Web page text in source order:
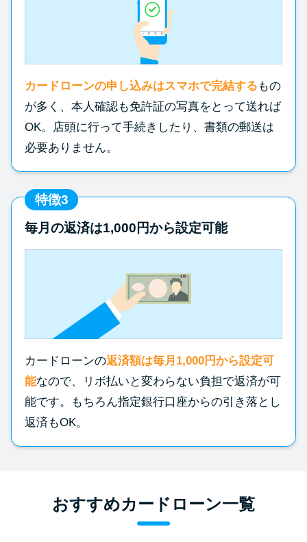
カードローンの申し込みはスマホで完結する もの
が多く、本人確認も免許証の写真をとって送れば
OK。店頭に行って手続きしたり、書類の郵送は
必要ありません。
特徴3
毎月の返済は1,000円から設定可能
カードローンの返済額は毎月1,000円から設定可
能なので、リボ払いと変わらない負担で返済が可
能です。もちろん指定銀行口座からの引き落とし
返済もOK。
おすすめカードローン一覧